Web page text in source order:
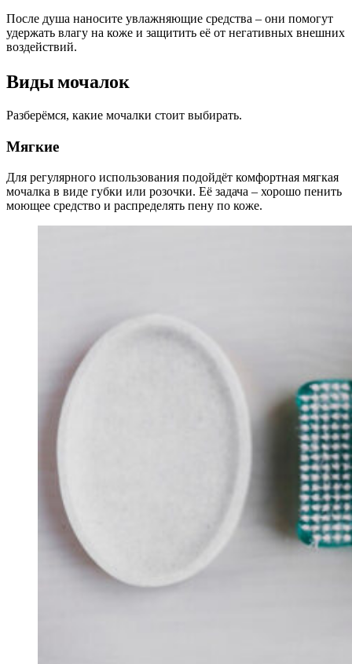
После душа наносите увлажняющие средства – они помогут
удержать влагу на коже и защитить её от негативных внешних
воздействий.
Виды мочалок
Разберёмся, какие мочалки стоит выбирать.
Мягкие
Для регулярного использования подойдёт комфортная мягкая
мочалка в виде губки или розочки. Её задача – хорошо пенить
моющее средство и распределять пену по коже.